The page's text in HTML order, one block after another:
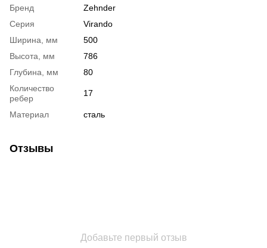
Бренд
Zehnder
Серия
Virando
Ширина, мм
500
Высота, мм
786
Глубина, мм
80
Количество
ребер
17
Материал сталь
Отзывы
Добавьте первый отзыв